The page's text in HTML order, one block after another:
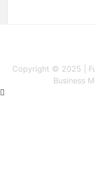
Copyright © 2025 |
Business